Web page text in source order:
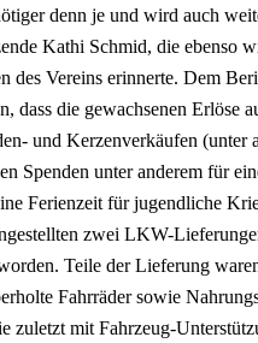
denn je und wird auch
Kathi Schmid, die ebenso
des Vereins erinnerte. Dem
dass die gewachsenen Erlöse
und Kerzenverkäufen
Spenden unter anderem für
Ferienzeit für jugendliche
zwei LKW-
Teile der Lieferung
Fahrräder sowie
zuletzt mit Fahrzeug-